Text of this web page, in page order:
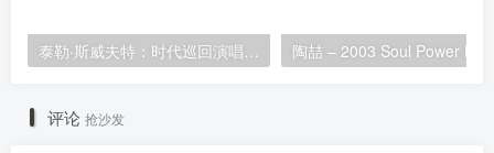
泰勒·斯威夫特：时代巡回演唱会 迪士尼·终极加长版 Taylor Swift: The Eras Tour 2024 [WEB-DL HDR 23.1GB]
评论 抢沙发